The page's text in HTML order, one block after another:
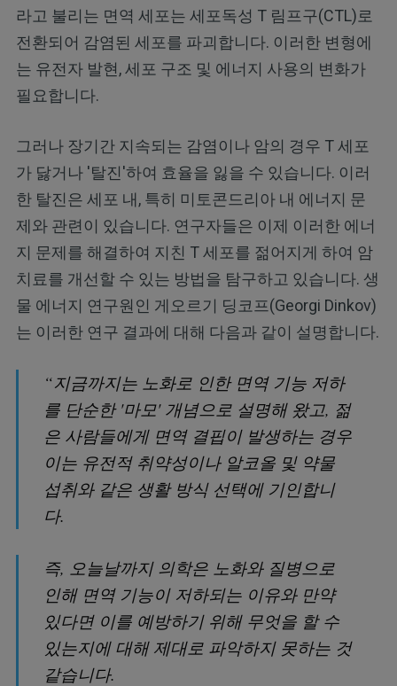
라고 불리는 면역 세포는 세포독성 T 림프구(CTL)로
전환되어 감염된 세포를 파괴합니다. 이러한 변형에
는 유전자 발현, 세포 구조 및 에너지 사용의 변화가
필요합니다.
그러나 장기간 지속되는 감염이나 암의 경우 T 세포
가 닳거나 '탈진'하여 효율을 잃을 수 있습니다. 이러
한 탈진은 세포 내, 특히 미토콘드리아 내 에너지 문
제와 관련이 있습니다. 연구자들은 이제 이러한 에너
지 문제를 해결하여 지친 T 세포를 젊어지게 하여 암
치료를 개선할 수 있는 방법을 탐구하고 있습니다. 생
물 에너지 연구원인 게오르기 딩코프(Georgi Dinkov)
는 이러한 연구 결과에 대해 다음과 같이 설명합니다.
“지금까지는 노화로 인한 면역 기능 저하
를 단순한 '마모' 개념으로 설명해 왔고, 젊
은 사람들에게 면역 결핍이 발생하는 경우
이는 유전적 취약성이나 알코올 및 약물
섭취와 같은 생활 방식 선택에 기인합니
다.
즉, 오늘날까지 의학은 노화와 질병으로
인해 면역 기능이 저하되는 이유와 만약
있다면 이를 예방하기 위해 무엇을 할 수
있는지에 대해 제대로 파악하지 못하는 것
같습니다.